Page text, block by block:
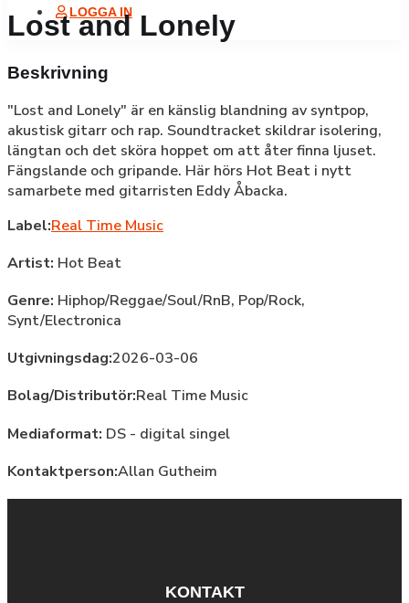
LOGGA IN
Lost and Lonely
Beskrivning
"Lost and Lonely" är en känslig blandning av syntpop,
akustisk gitarr och rap. Soundtracket skildrar isolering,
längtan och det sköra hoppet om att åter finna ljuset.
Fängslande och gripande. Här hörs Hot Beat i nytt
samarbete med gitarristen Eddy Åbacka.
Label:Real Time Music
Artist: Hot Beat
Genre: Hiphop/Reggae/Soul/RnB, Pop/Rock,
Synt/Electronica
Utgivningsdag:2026-03-06
Bolag/Distributör:Real Time Music
Mediaformat: DS - digital singel
Kontaktperson:Allan Gutheim
KONTAKT